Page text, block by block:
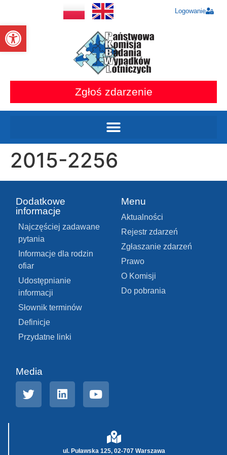
Otwórz pasek narzędzi
Logowanie
Zgłoś zdarzenie
2015-2256
Dodatkowe
informacje
Najczęściej zadawane
pytania
Informacje dla rodzin
ofiar
Udostępnianie
informacji
Słownik terminów
Definicje
Przydatne linki
Menu
Aktualności
Rejestr zdarzeń
Zgłaszanie zdarzeń
Prawo
O Komisji
Do pobrania
Media
ul. Puławska 125, 02-707 Warszawa